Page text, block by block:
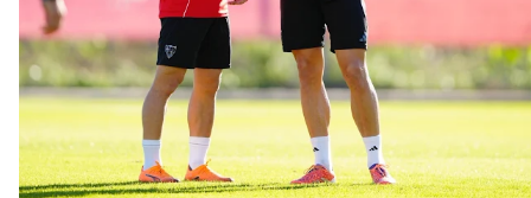
La revolución de José Ignacio Navarro en el Sevilla
FC
Análisis | El Sevilla FC cierra una pretemporada de
contrastes antes del inicio de LaLiga